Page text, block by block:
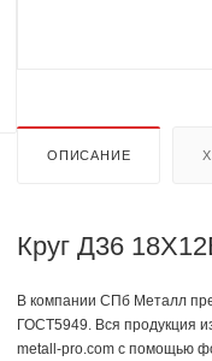
ОПИСАНИЕ
Круг Д36
В компании СПб Металл
ГОСТ5949. Вся продукция
metall-pro.com с помощью